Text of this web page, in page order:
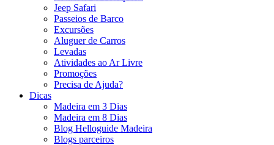
Jeep Safari
Passeios de Barco
Excursões
Aluguer de Carros
Levadas
Atividades ao Ar Livre
Promoções
Precisa de Ajuda?
Dicas
Madeira em 3 Dias
Madeira em 8 Dias
Blog Helloguide Madeira
Blogs parceiros